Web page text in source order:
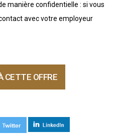
manière confidentielle : si vous
avec votre employeur
CETTE OFFRE